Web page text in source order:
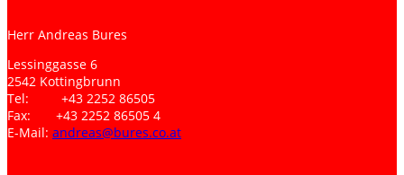
Herr Andreas Bures
Lessinggasse 6
2542 Kottingbrunn
Tel: +43 2252 86505
Fax: +43 2252 86505 4
E-Mail: andreas@bures.co.at